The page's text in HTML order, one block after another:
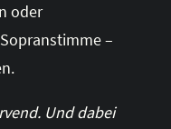
oder
–
Und dabei